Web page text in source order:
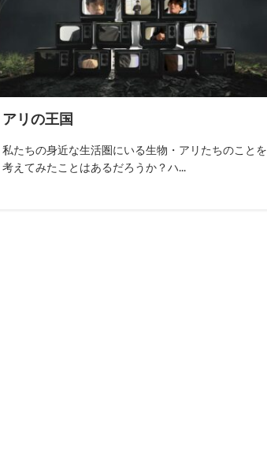
アリの王国
私たちの身近な生活圏にいる生物・アリたちのことを
考えてみたことはあるだろうか？ハ...